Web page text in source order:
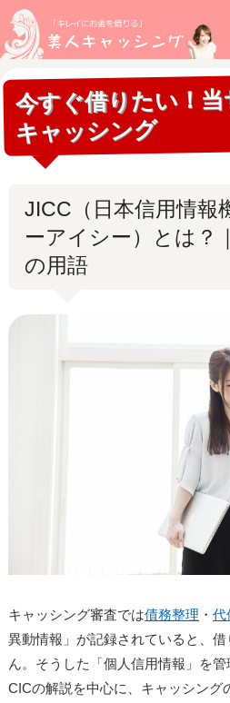
今すぐ借りたい！
キャッシング
JICC（日本信用情報
ーアイシー）とは？
の用語
キャッシング審査では債務整理 ・代
異動情報」が記録されていると、
ん。そうした「個人信用情報」を
CICの解説を中心に、キャッシング